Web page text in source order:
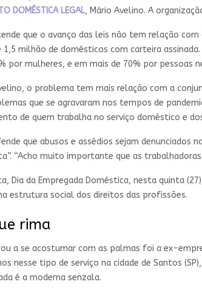
DOMÉSTICA LEGAL, Mário Avelino. A
que o avanço das leis não tem relação
1,5 milhão de domésticos com carteira
por mulheres, e em mais de 70% por pessoas
o problema tem mais relação com a
que se agravaram nos tempos de
de quem trabalha no serviço doméstico e
que abusos e assédios sejam denunciados
“Acho muito importante que as
Dia da Empregada Doméstica, nesta quinta
estrutura social dos direitos das profissões.
rima
a se acostumar com as palmas foi a ex-
nesse tipo de serviço na cidade de Santos
é a moderna senzala.